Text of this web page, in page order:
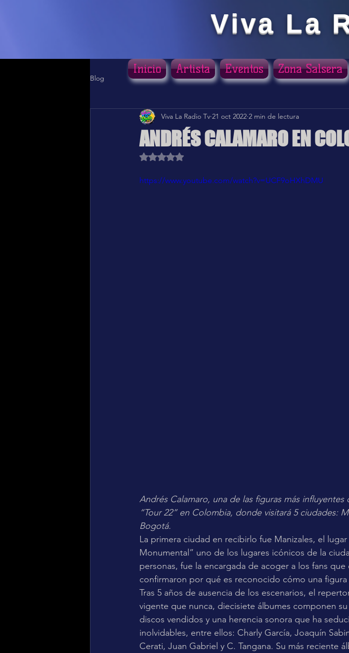
Viva La
Blog
ANDRÉS CALAMARO EN
Viva La Radio Tv 21 oct 2022 2 min de lectura
Obtuvo NaN de 5 estrellas.
https://www.youtube.com/watch?v=UCF9oHXhDMU
Andrés Calamaro, una de las figuras más
“Tour 22” en Colombia, donde visitará 5 ciudades:
Bogotá.
La primera ciudad en recibirlo fue Manizales, el
Monumental” uno de los lugares icónicos de la
personas, fue la encargada de acoger a los fans
confirmaron por qué es reconocido cómo una
Tras 5 años de ausencia de los escenarios, el
vigente que nunca, diecisiete álbumes componen
discos vendidos y una herencia sonora que ha
inolvidables, entre ellos: Charly García, Joaquín
Cerati, Juan Gabriel y C. Tangana. Su más reciente
Inicio Artista Eventos Zona Salsera